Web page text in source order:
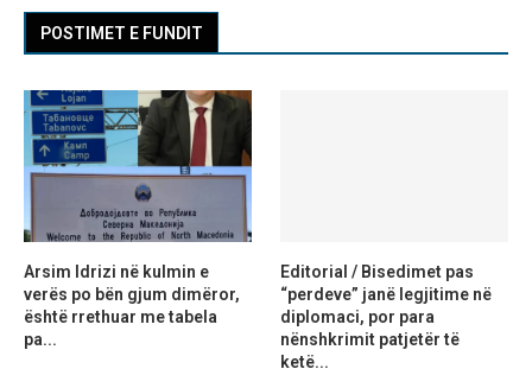
POSTIMET E FUNDIT
Arsim Idrizi në kulmin e
verës po bën gjum dimëror,
është rrethuar me tabela
pa...
Editorial / Bisedimet pas
“perdeve” janë legjitime në
diplomaci, por para
nënshkrimit patjetër të
ketë...